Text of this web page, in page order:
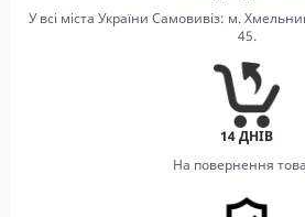
У всі міста України Самовивіз: м.
45.
14 ДНІВ
На повернення